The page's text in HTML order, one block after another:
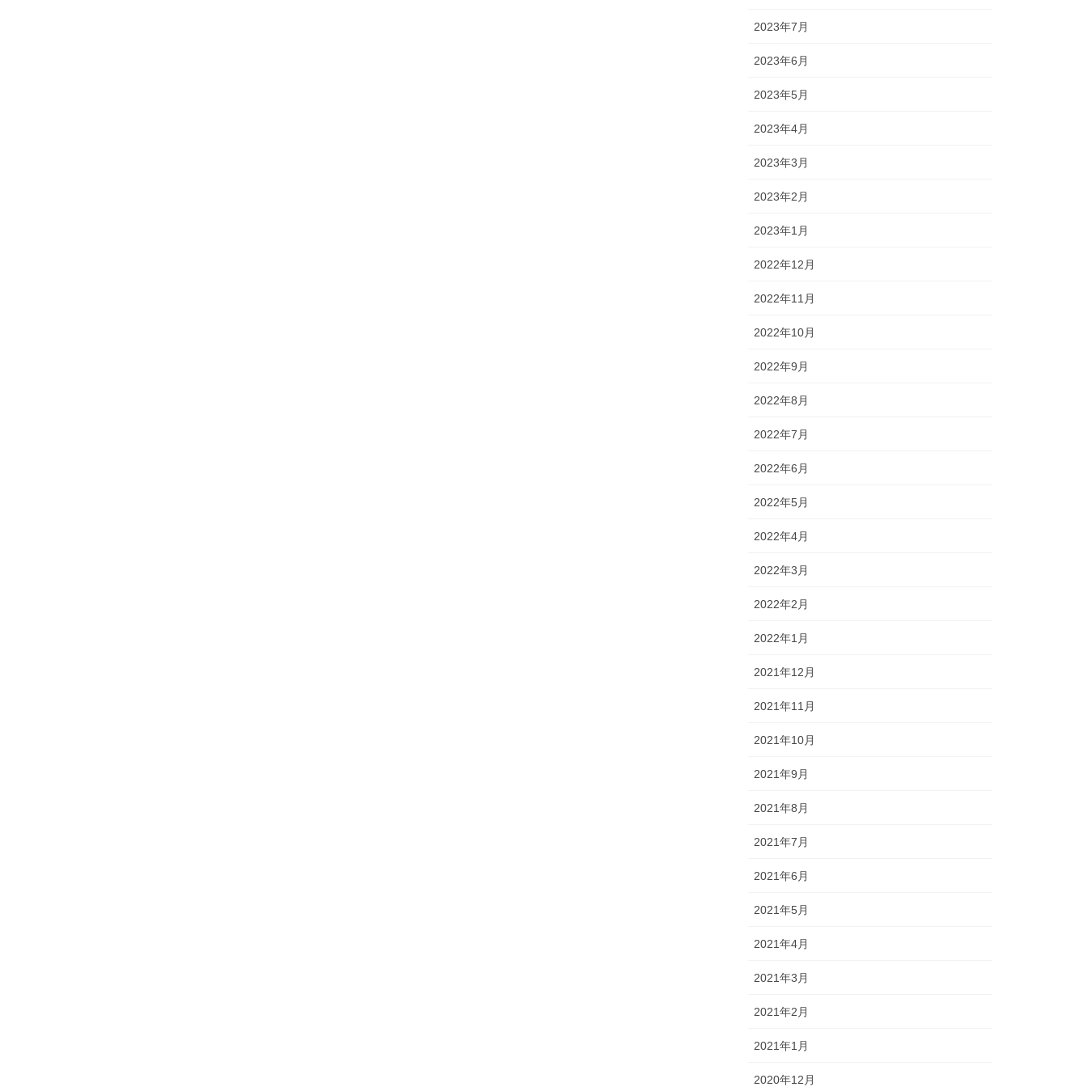
2023年7月
2023年6月
2023年5月
2023年4月
2023年3月
2023年2月
2023年1月
2022年12月
2022年11月
2022年10月
2022年9月
2022年8月
2022年7月
2022年6月
2022年5月
2022年4月
2022年3月
2022年2月
2022年1月
2021年12月
2021年11月
2021年10月
2021年9月
2021年8月
2021年7月
2021年6月
2021年5月
2021年4月
2021年3月
2021年2月
2021年1月
2020年12月